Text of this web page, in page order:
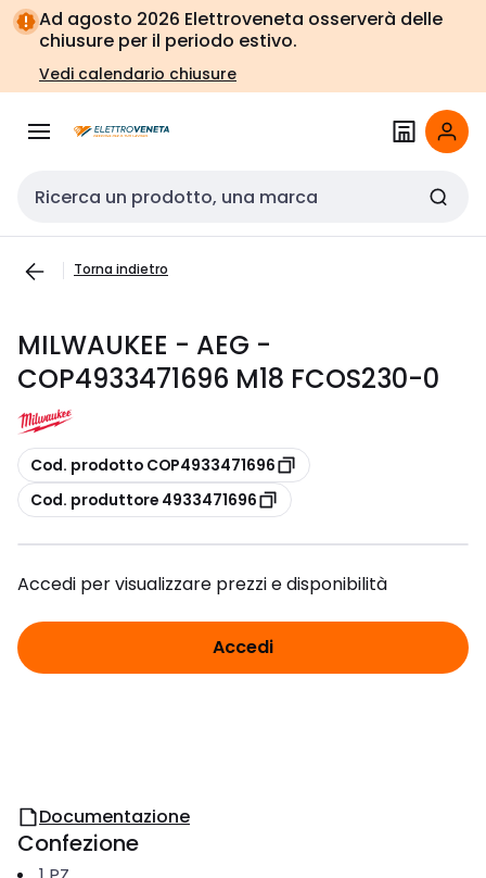
Vai alla
navigazione
Vai
alla
pagina
Ad agosto 2026 Elettroveneta osserverà delle
chiusure per il periodo estivo.
Vedi calendario chiusure
Cerca input
Torna indietro
MILWAUKEE - AEG -
COP4933471696 M18 FCOS230-0
copia
Cod. prodotto COP4933471696
copia
Cod. produttore 4933471696
Accedi per visualizzare prezzi e disponibilità
Accedi
Documentazione
Confezione